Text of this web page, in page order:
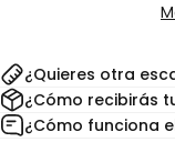
¿Quieres otra
¿Cómo recibirás
¿Cómo funciona